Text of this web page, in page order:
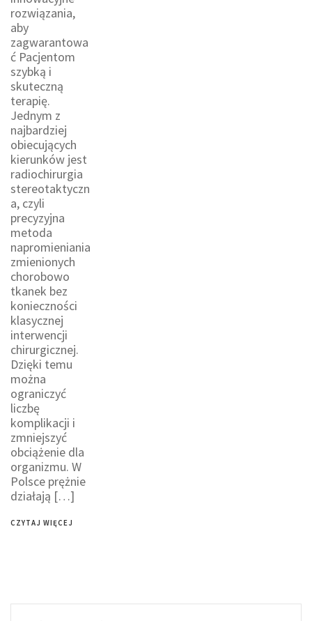
rozwiązania,
aby
zagwarantowa
ć Pacjentom
szybką i
skuteczną
terapię.
Jednym z
najbardziej
obiecujących
kierunków jest
radiochirurgia
stereotaktyczn
a, czyli
precyzyjna
metoda
napromieniania
zmienionych
chorobowo
tkanek bez
konieczności
klasycznej
interwencji
chirurgicznej.
Dzięki temu
można
ograniczyć
liczbę
komplikacji i
zmniejszyć
obciążenie dla
organizmu. W
Polsce prężnie
działają […]
CZYTAJ WIĘCEJ